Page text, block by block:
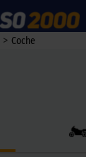
> Coche